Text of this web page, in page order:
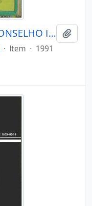
MENSAGEIRO - BELÉM CONSELHO INDIGENISTA MISSIONÁRIO - 1991 - Nº70
· Item · 1991